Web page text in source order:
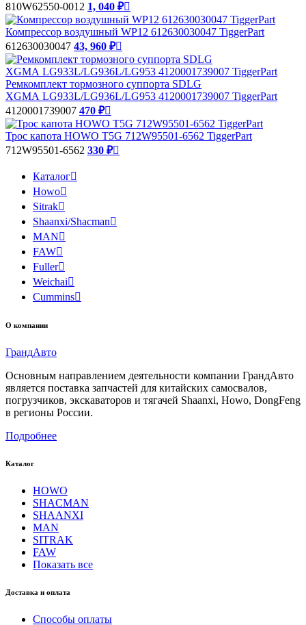
810W62550-0012 1, 040 ₽
Компрессор воздушный WP12 612630030047 TiggerPart
612630030047 43, 960 ₽
Ремкомплект тормозного суппорта SDLG
XGMA LG933L/LG936L/LG953 4120001739007 TiggerPart
4120001739007 470 ₽
Трос капота HOWO T5G 712W95501-6562 TiggerPart
712W95501-6562 330 ₽
Каталог
Howo
Sitrak
Shaanxi/Shacman
MAN
FAW
Fuller
Weichai
Cummins
О компании
ГрандАвто
Основным направлением деятельности компании ГрандАвто
является поставка запчастей для китайских самосвалов,
погрузчиков, экскаваторов и тягачей Shaanxi, Howo, DongFeng
в регионы России.
Подробнее
Каталог
HOWO
SHACMAN
SHAANXI
MAN
SITRAK
FAW
Показать все
Доставка и оплата
Способы оплаты